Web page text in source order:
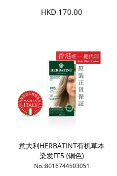
HKD 170.00
意大利HERBATINT有机草本
染发FF5 (铜色)
No.:8016744503051